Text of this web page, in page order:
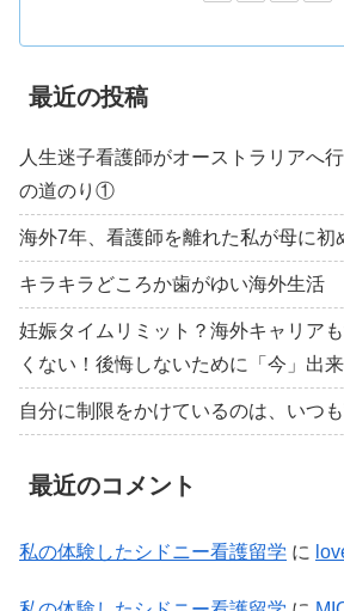
最近の投稿
人生迷子看護師がオーストラリアへ
の道のり①
海外7年、看護師を離れた私が母に初
キラキラどころか歯がゆい海外生活
妊娠タイムリミット？海外キャリア
くない！後悔しないために「今」出
自分に制限をかけているのは、いつも
最近のコメント
私の体験したシドニー看護留学 に